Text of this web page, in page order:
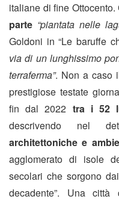
italiane di fine
parte “piantata nelle
Goldoni in “Le baruffe
via di un lunghissimo
terraferma”. Non a caso
prestigiose testate
fin dal 2022 tra i 52
descrivendo nel
architettoniche e
agglomerato di isole
secolari che sorgono
decadente”. Una